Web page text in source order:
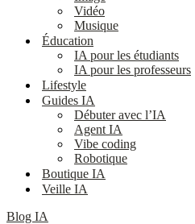
Vidéo
Musique
Éducation
IA pour les étudiants
IA pour les professeurs
Lifestyle
Guides IA
Débuter avec l’IA
Agent IA
Vibe coding
Robotique
Boutique IA
Veille IA
Blog IA